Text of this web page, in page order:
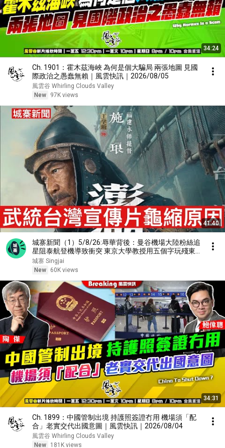
34:24
Ch. 1901：霍木茲海峽 為何是個大騙局 兩張地圖 見國
際政治之愚蠢無賴｜風雲快訊｜2026/08/05
風雲谷 Whirling Clouds Valley
New
97K views
41:40
城寨新聞（1）5/8/26:辱華背後：曼谷機場大陸粉絲追
星阻泰航登機導致衝突 東京大學教授用五個字玩殘東
大大陸收生網站 醫護上繳護照，不得出國 澎湖海戰宣
傳武統台灣暑假黃金當期突然撒下 揭開背後原因
城寨 Singjai
New
60K views
34:31
Ch. 1899：中國管制出境 持護照簽證冇用 機場須「配
合」老實交代出國意圖｜風雲快訊｜2026/08/04
風雲谷 Whirling Clouds Valley
New
181K views